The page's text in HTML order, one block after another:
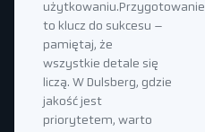
użytkowaniu.Przygotowanie
to klucz do sukcesu –
pamiętaj, że
wszystkie detale się
liczą. W Dulsberg, gdzie
jakość jest
priorytetem, warto